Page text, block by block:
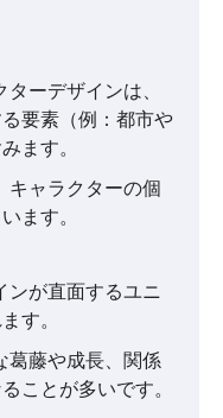
ーデザインは、
要素（例：都市や
ます。
キャラクターの個
ます。
ンが直面するユニ
す。
葛藤や成長、関係
ことが多いです。